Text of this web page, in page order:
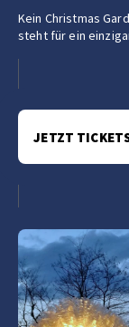
Kein Christmas
steht für ein
JETZT